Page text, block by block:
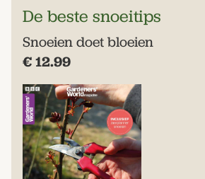
De beste snoeitips
Snoeien doet bloeien
€ 12.99